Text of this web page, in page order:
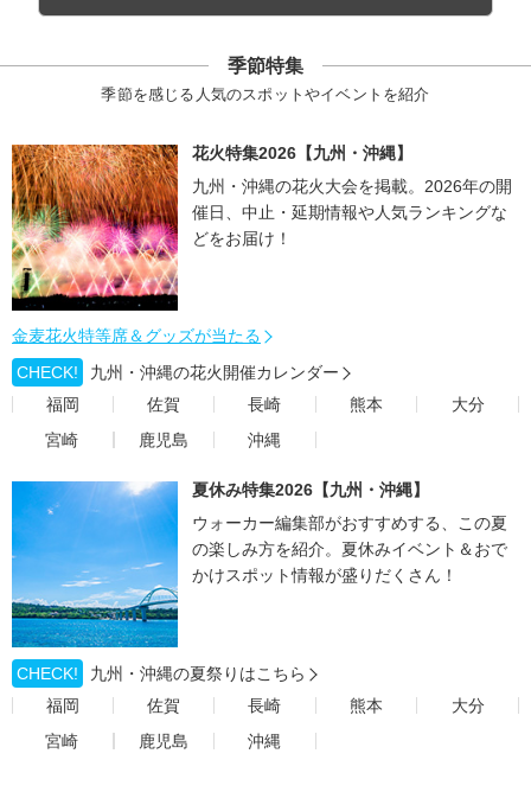
季節特集
季節を感じる人気のスポットやイベントを紹介
花火特集2026【九州・沖縄】
九州・沖縄の花火大会を掲載。2026年の開
催日、中止・延期情報や人気ランキングな
どをお届け！
金麦花火特等席＆グッズが当たる
CHECK!
九州・沖縄の花火開催カレンダー
福岡
佐賀 長崎 熊本
大分
宮崎
鹿児島 沖縄
夏休み特集2026【九州・沖縄】
ウォーカー編集部がおすすめする、この夏
の楽しみ方を紹介。夏休みイベント＆おで
かけスポット情報が盛りだくさん！
CHECK!
九州・沖縄の夏祭りはこちら
福岡
佐賀 長崎 熊本
大分
宮崎
鹿児島 沖縄